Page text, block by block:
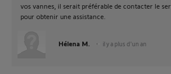
vos vannes, il serait préférable de contacter le
pour obtenir une assistance.
Hélena M. il y a plus d'un an